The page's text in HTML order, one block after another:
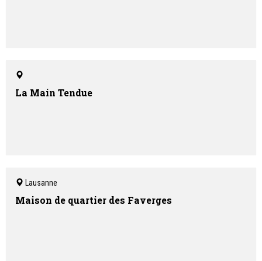
La Main Tendue
Lausanne
Maison de quartier des Faverges